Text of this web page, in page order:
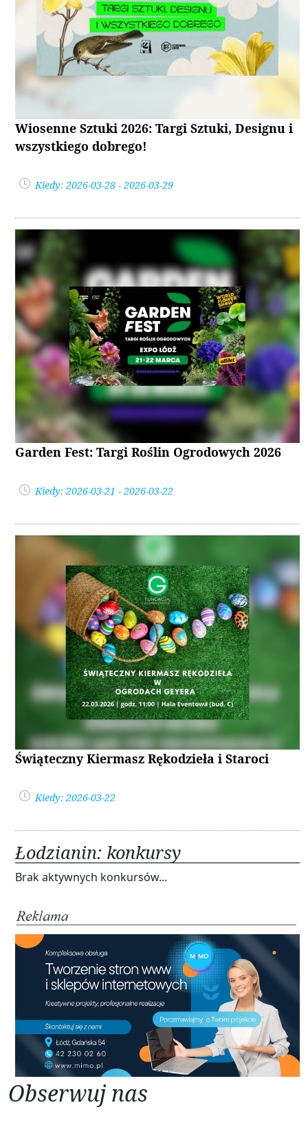
Wiosenne Sztuki 2026: Targi Sztuki, Designu i
wszystkiego dobrego!
Kiedy: 2026-03-28 - 2026-03-29
Garden Fest: Targi Roślin Ogrodowych 2026
Kiedy: 2026-03-21 - 2026-03-22
Świąteczny Kiermasz Rękodzieła i Staroci
Kiedy: 2026-03-22
Łodzianin: konkursy
Brak aktywnych konkursów...
Obserwuj nas